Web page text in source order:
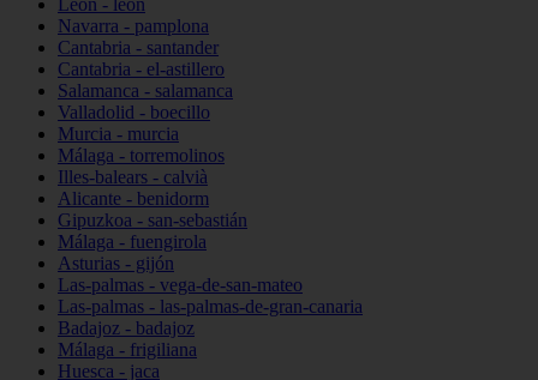
León - león
Navarra - pamplona
Cantabria - santander
Cantabria - el-astillero
Salamanca - salamanca
Valladolid - boecillo
Murcia - murcia
Málaga - torremolinos
Illes-balears - calvià
Alicante - benidorm
Gipuzkoa - san-sebastián
Málaga - fuengirola
Asturias - gijón
Las-palmas - vega-de-san-mateo
Las-palmas - las-palmas-de-gran-canaria
Badajoz - badajoz
Málaga - frigiliana
Huesca - jaca